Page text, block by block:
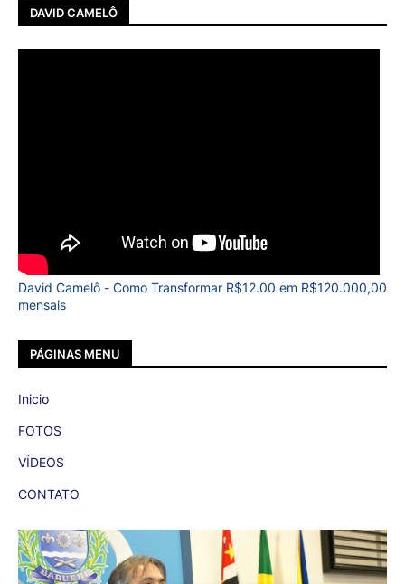
DAVID CAMELÔ
David Camelô - Como Transformar R$12.00 em R$120.000,00
mensais
PÁGINAS MENU
Inicio
FOTOS
VÍDEOS
CONTATO